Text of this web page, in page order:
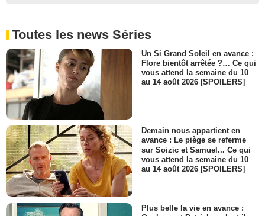
Toutes les news Séries
Un Si Grand Soleil en avance :
Flore bientôt arrêtée ?… Ce qui
vous attend la semaine du 10
au 14 août 2026 [SPOILERS]
Demain nous appartient en
avance : Le piège se referme
sur Soizic et Samuel... Ce qui
vous attend la semaine du 10
au 14 août 2026 [SPOILERS]
Plus belle la vie en avance :